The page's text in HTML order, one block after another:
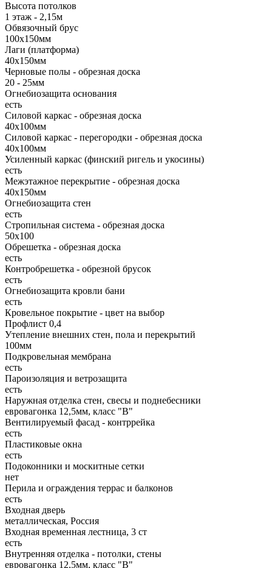
Высота потолков
1 этаж - 2,15м
Обвязочный брус
100х150мм
Лаги (платформа)
40х150мм
Черновые полы - обрезная доска
20 - 25мм
Огнебиозащита основания
есть
Силовой каркас - обрезная доска
40х100мм
Силовой каркас - перегородки - обрезная доска
40х100мм
Усиленный каркас (финский ригель и укосины)
есть
Межэтажное перекрытие - обрезная доска
40х150мм
Огнебиозащита стен
есть
Стропильная система - обрезная доска
50х100
Обрешетка - обрезная доска
есть
Контробрешетка - обрезной брусок
есть
Огнебиозащита кровли бани
есть
Кровельное покрытие - цвет на выбор
Профлист 0,4
Утепление внешних стен, пола и перекрытий
100мм
Подкровельная мембрана
есть
Пароизоляция и ветрозащита
есть
Наружная отделка стен, свесы и поднебесники
евровагонка 12,5мм, класс "В"
Вентилируемый фасад - контррейка
есть
Пластиковые окна
есть
Подоконники и москитные сетки
нет
Перила и ограждения террас и балконов
есть
Входная дверь
металлическая, Россия
Входная временная лестница, 3 ст
есть
Внутренняя отделка - потолки, стены
евровагонка 12,5мм, класс "В"